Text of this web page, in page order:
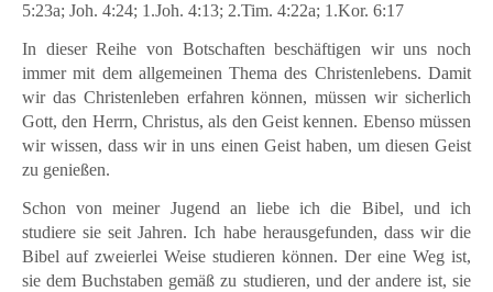
5:23a; Joh. 4:24; 1.Joh. 4:13; 2.Tim. 4:22a; 1.Kor. 6:17
In dieser Reihe von Botschaften beschäftigen wir uns noch
immer mit dem allgemeinen Thema des Christenlebens. Damit
wir das Christenleben erfahren können, müssen wir sicherlich
Gott, den Herrn, Christus, als den Geist kennen. Ebenso müssen
wir wissen, dass wir in uns einen Geist haben, um diesen Geist
zu genießen.
Schon von meiner Jugend an liebe ich die Bibel, und ich
studiere sie seit Jahren. Ich habe herausgefunden, dass wir die
Bibel auf zweierlei Weise studieren können. Der eine Weg ist,
sie dem Buchstaben gemäß zu studieren, und der andere ist, sie